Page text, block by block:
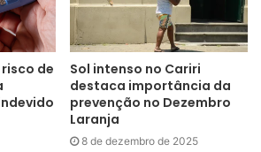
esforço para se manter
o ritmo cardíaco, pois o
essa maior necessidade de
frios antes de dormir
de
Sol intenso no Cariri
destaca importância da
prevenção no Dezembro
Laranja
8 de dezembro de 2025